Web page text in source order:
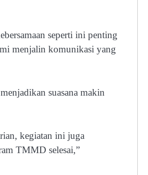
seperti ini penting
menjalin komunikasi yang
suasana makin
kegiatan ini juga
TMMD selesai,”